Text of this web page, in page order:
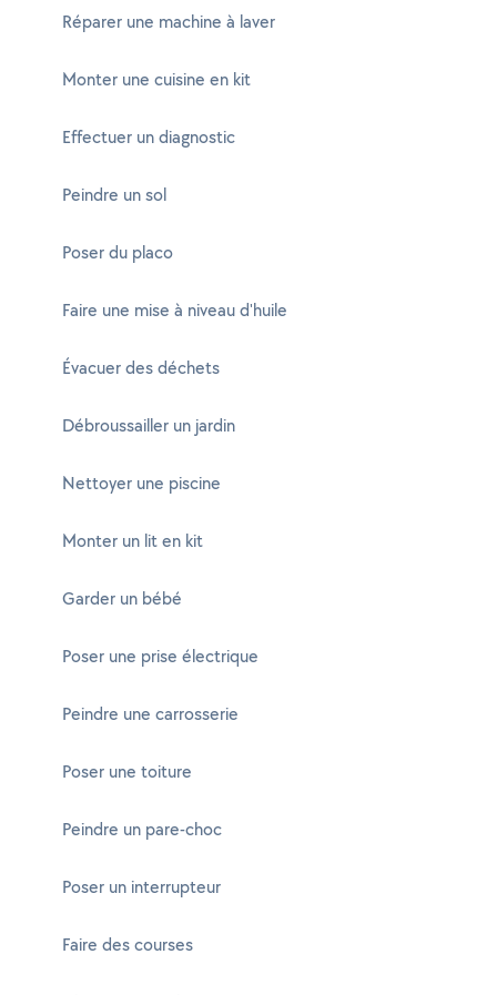
Réparer une machine à laver
Monter une cuisine en kit
Effectuer un diagnostic
Peindre un sol
Poser du placo
Faire une mise à niveau d'huile
Évacuer des déchets
Débroussailler un jardin
Nettoyer une piscine
Monter un lit en kit
Garder un bébé
Poser une prise électrique
Peindre une carrosserie
Poser une toiture
Peindre un pare-choc
Poser un interrupteur
Faire des courses